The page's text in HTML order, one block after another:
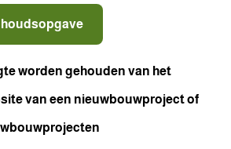
worden gehouden van het
van een nieuwbouwproject of